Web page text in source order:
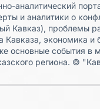
аналитический
и аналитики о
Кавказ), проблемы
Кавказа, экономика и
основные события в
региона. ©